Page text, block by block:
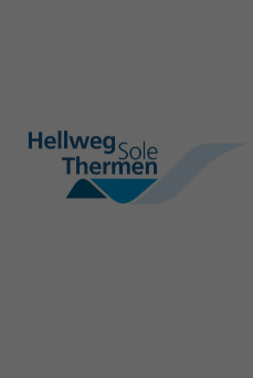
hellweg-sole-
thermen.de